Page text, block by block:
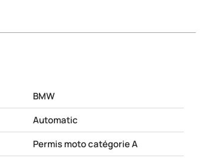
BMW
Automatic
Permis moto catégorie A